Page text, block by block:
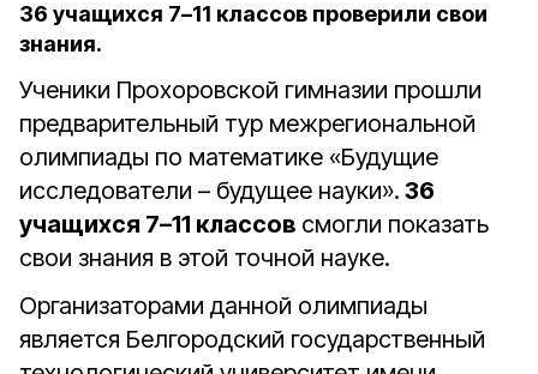
36 учащихся 7–11 классов проверили свои
знания.
Ученики Прохоровской гимназии прошли
предварительный тур межрегиональной
олимпиады по математике «Будущие
исследователи – будущее науки». 36
учащихся 7–11 классов смогли показать
свои знания в этой точной науке.
Организаторами данной олимпиады
является Белгородский государственный